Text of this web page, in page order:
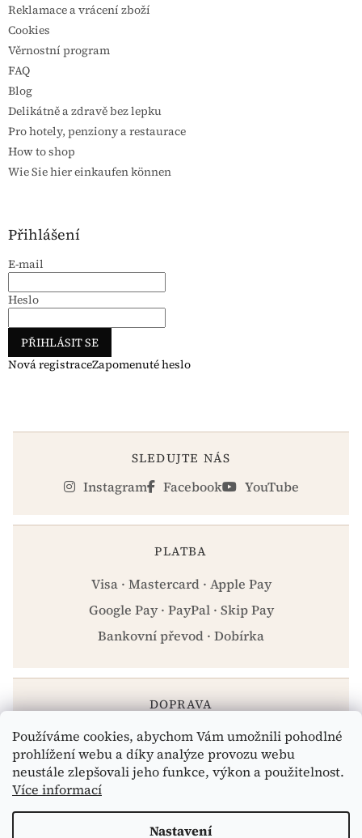
Používáme cookies, abychom Vám umožnili pohodlné
prohlížení webu a díky analýze provozu webu
neustále zlepšovali jeho funkce, výkon a použitelnost.
Více informací
Nastavení
Reklamace a vrácení zboží
Cookies
Věrnostní program
FAQ
Blog
Delikátně a zdravě bez lepku
Pro hotely, penziony a restaurace
How to shop
Wie Sie hier einkaufen können
Přihlášení
E-mail
Heslo
PŘIHLÁSIT SE
Nová registraceZapomenuté heslo
SLEDUJTE NÁS
Instagram Facebook YouTube
PLATBA
Visa · Mastercard · Apple Pay
Google Pay · PayPal · Skip Pay
Bankovní převod · Dobírka
DOPRAVA
Zásilkovna · PPL · Osobní odběr Praha